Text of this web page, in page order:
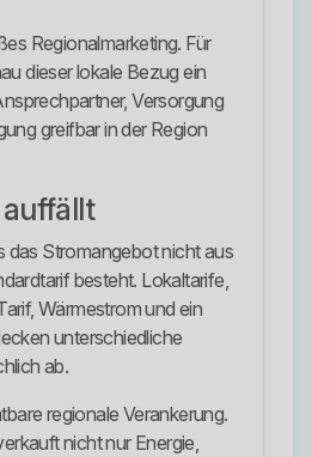
Regionalmarketing. Für
dieser lokale Bezug ein
Versorgung
greifbar in der Region
das Stromangebot nicht aus
besteht. Lokaltarife,
Wärmestrom und ein
unterschiedliche
ab.
regionale Verankerung.
nicht nur Energie,